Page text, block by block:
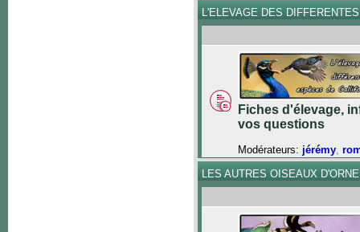
L'ELEVAGE DES
Fiches d'élevage,
vos questions
Modérateurs: jérémy,
LES AUTRES OISEAUX